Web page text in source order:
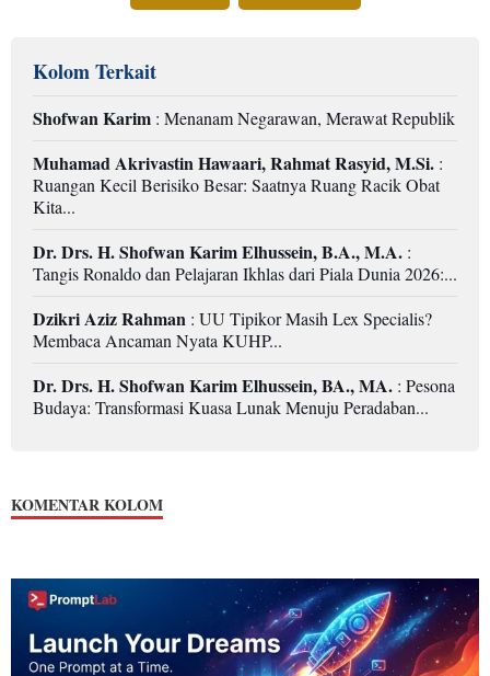
Kolom Terkait
Shofwan Karim : Menanam Negarawan, Merawat Republik
Muhamad Akrivastin Hawaari, Rahmat Rasyid, M.Si. :
Ruangan Kecil Berisiko Besar: Saatnya Ruang Racik Obat
Kita...
Dr. Drs. H. Shofwan Karim Elhussein, B.A., M.A. :
Tangis Ronaldo dan Pelajaran Ikhlas dari Piala Dunia 2026:...
Dzikri Aziz Rahman : UU Tipikor Masih Lex Specialis?
Membaca Ancaman Nyata KUHP...
Dr. Drs. H. Shofwan Karim Elhussein, BA., MA. : Pesona
Budaya: Transformasi Kuasa Lunak Menuju Peradaban...
KOMENTAR KOLOM